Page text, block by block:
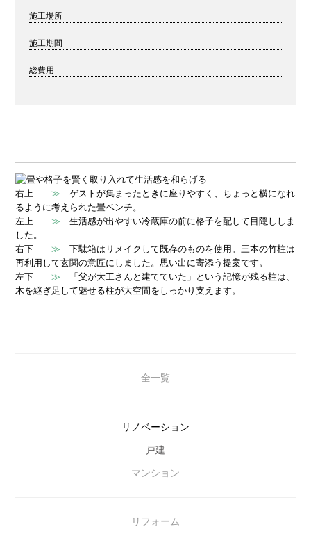
施工場所
施工期間
総費用
右上≫
ゲストが集まったときに座りやすく、ちょっと横になれ
るように考えられた畳ベンチ。
左上≫
生活感が出やすい冷蔵庫の前に格子を配して目隠ししま
した。
右下≫
下駄箱はリメイクして既存のものを使用。三本の竹柱は
再利用して玄関の意匠にしました。思い出に寄添う提案です。
左下≫
「父が大工さんと建てていた」という記憶が残る柱は、
木を継ぎ足して魅せる柱が大空間をしっかり支えます。
全一覧
リノベーション
戸建
マンション
リフォーム